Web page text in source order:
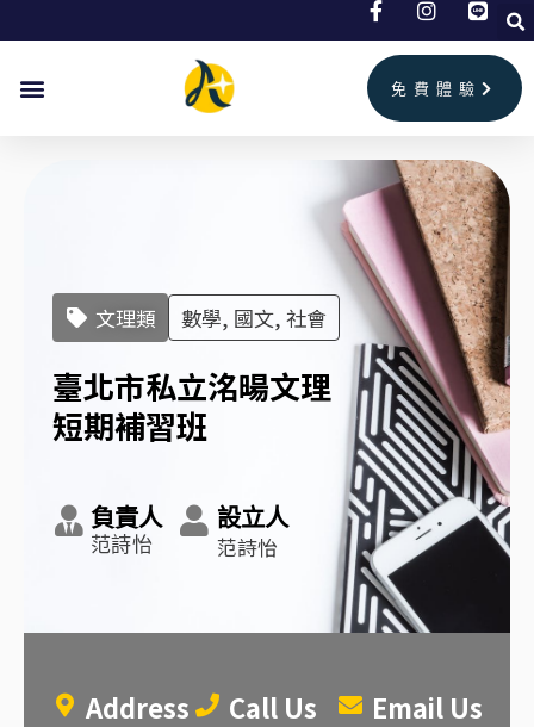
免費體驗
文理類 數學, 國文, 社會
臺北市私立洺暘文理
短期補習班
負責人
范詩怡
設立人
范詩怡
Address Call Us Email Us